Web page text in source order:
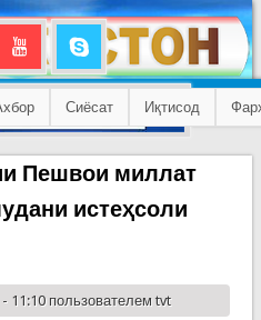
Сиёсат Иқтисод
Пешвои миллат
истеҳсоли
11:10 пользователем tvt